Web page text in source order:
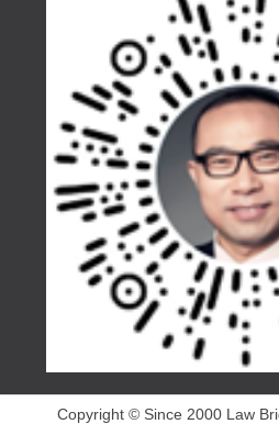
Copyright © Since 2000 Law